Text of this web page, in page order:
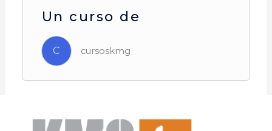
Un curso de
C cursoskmg